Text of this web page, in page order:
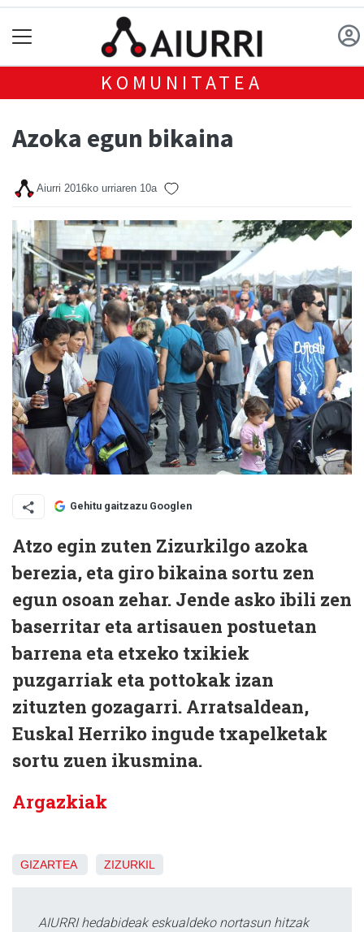
KOMUNITATEA
Azoka egun bikaina
Aiurri 2016ko urriaren 10a
Gehitu gaitzazu Googlen
Atzo egin zuten Zizurkilgo azoka
berezia, eta giro bikaina sortu zen
egun osoan zehar. Jende asko ibili zen
baserritar eta artisauen postuetan
barrena eta etxeko txikiek
puzgarriak eta pottokak izan
zituzten gozagarri. Arratsaldean,
Euskal Herriko ingude txapelketak
sortu zuen ikusmina.
Argazkiak
GIZARTEA ZIZURKIL
AIURRI hedabideak eskualdeko nortasun hitzak